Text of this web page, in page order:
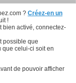
? Créez-en un
!
bien activé, connectez-
possible que
que celui-ci soit en
de pouvoir afficher